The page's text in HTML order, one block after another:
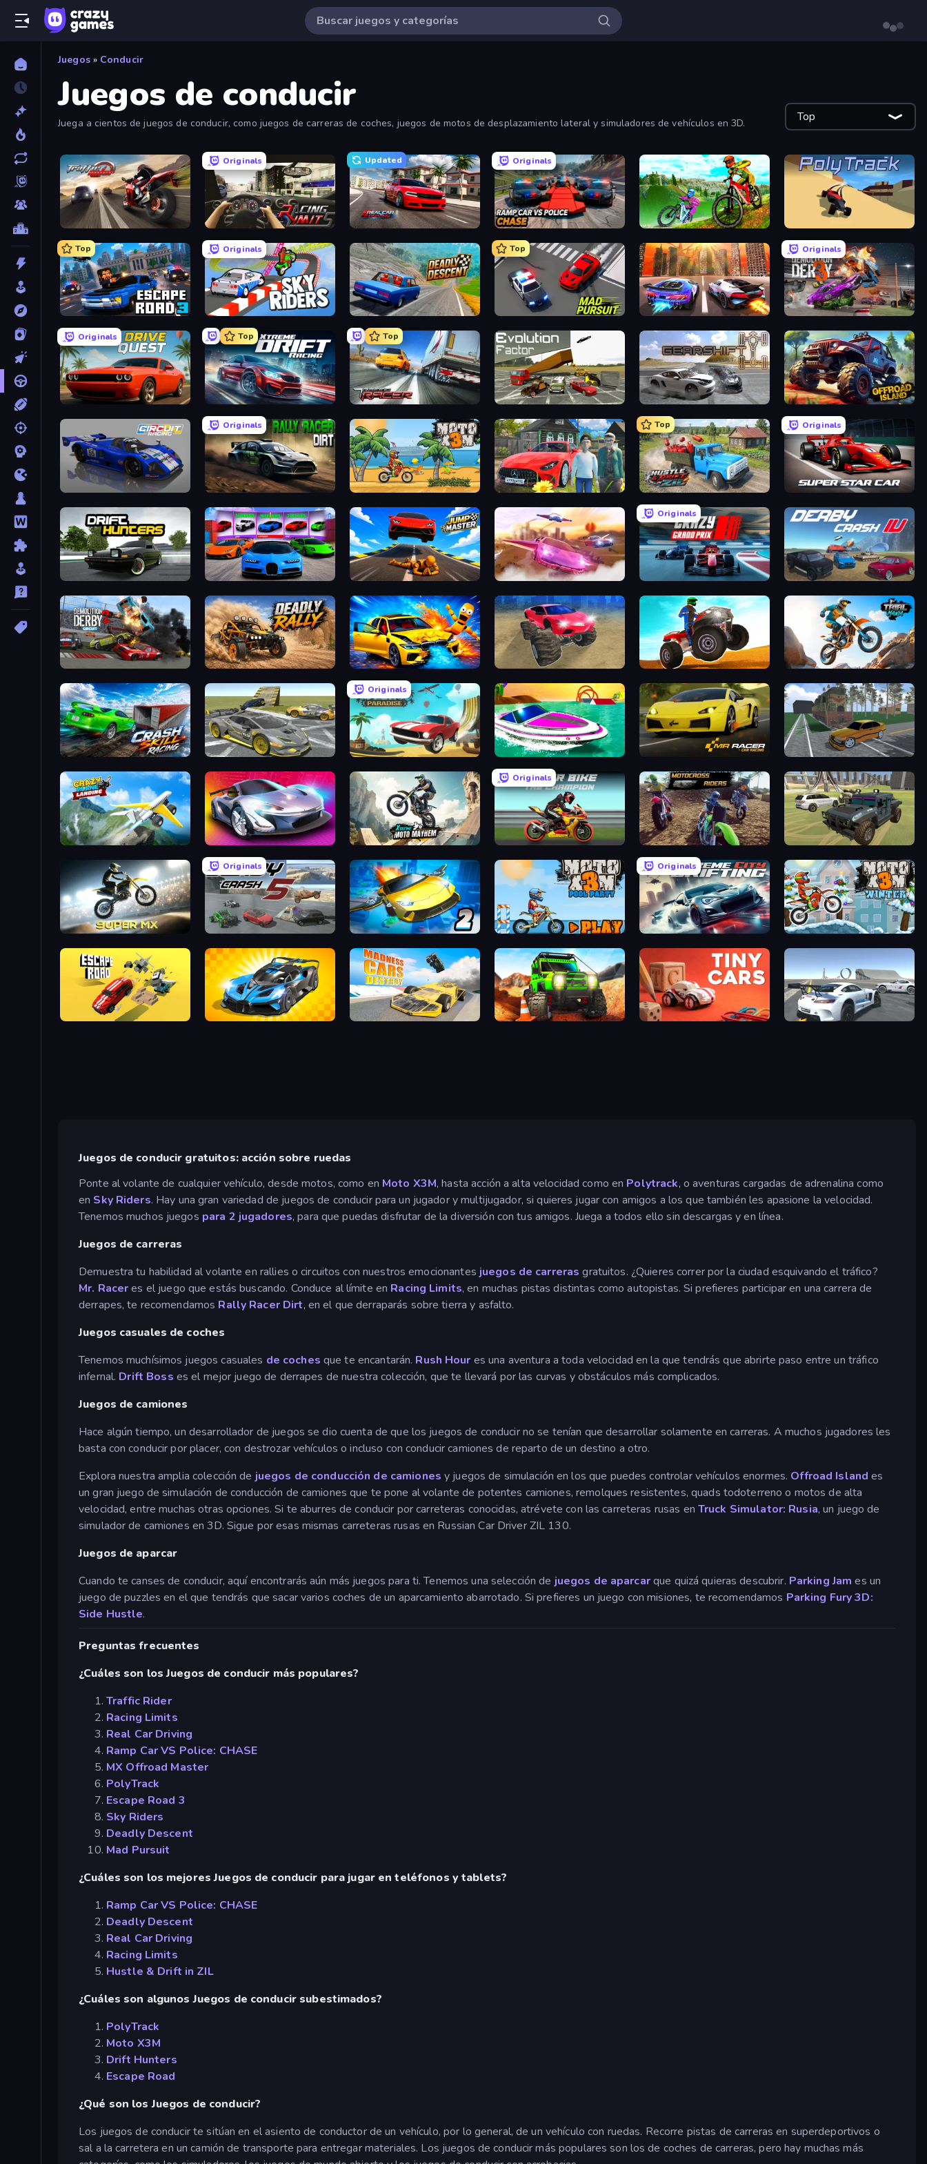
Juegos » Conducir
Juegos de conducir
Juega a cientos de juegos de conducir, como juegos de carreras de coches, juegos de motos de desplazamiento lateral y simuladores de vehículos en 3D. Top
Traffic Rider
Originals
Racing Limits
Updated
Real Car Driving
Originals
Ramp Car VS Police: CHASE MX Offroad Master
Top
Escape Road 3
Originals
Sky Riders Deadly Descent
Top
Mad Pursuit Night City Racing
Originals
Demolition Derby 3
Originals
Drive Quest
Top
Xtreme DRIFT Racing
Top
Traffic Racer Evolution Factor Gearshift One Offroad Island
Circuit Racing
Originals
Rally Racer Dirt Moto X3M Speedboy: History with Grandfather
Top
Hustle & Drift in ZIL
Originals
Super Star Car
Drift Hunters Case Simulator: Cars Jump Master: Car Racing Ultimate Flying Car
Originals
Crazy Grand Prix Derby Crash 4
Deadly Rally BMG: Ragdoll Playground ATV Ultimate Offroad Trial Mania
Crash Skill Racing Wrong Way
Originals
Stunt Paradise Jet Boat Racing Mr. Racer - Car Racing Obby: Car Crash Sandbox
Crazy Plane Landing Grand Cyber City Xtreme Moto Mayhem
Originals
Super Bike The Champion MotoCross Riders 4x4 Offroader
Super MX - Last Season
Originals
Derby Crash 5 Ultimate Flying Car 2 Moto X3M 5: Pool Party
Originals
Xtreme City Drifting Moto X3M 4 Winter
Escape Road GT Cars Mega Ramps Madness Cars Destroy Offroad Life 3D Tiny Cars Crazy Stunt Cars Multiplayer
Juegos de conducir gratuitos: acción sobre ruedas
Ponte al volante de cualquier vehículo, desde motos, como en Moto X3M, hasta acción a alta velocidad como en Polytrack, o aventuras cargadas de adrenalina como
en Sky Riders. Hay una gran variedad de juegos de conducir para un jugador y multijugador, si quieres jugar con amigos a los que también les apasione la velocidad.
Tenemos muchos juegos para 2 jugadores, para que puedas disfrutar de la diversión con tus amigos. Juega a todos ello sin descargas y en línea.
Juegos de carreras
Demuestra tu habilidad al volante en rallies o circuitos con nuestros emocionantes juegos de carreras gratuitos. ¿Quieres correr por la ciudad esquivando el tráfico?
Mr. Raceres el juego que estás buscando. Conduce al límite en Racing Limits, en muchas pistas distintas como autopistas. Si prefieres participar en una carrera de
derrapes, te recomendamos Rally Racer Dirt, en el que derraparás sobre tierra y asfalto.
Juegos casuales de coches
Tenemos muchísimos juegos casuales de coches que te encantarán. Rush Hour es una aventura a toda velocidad en la que tendrás que abrirte paso entre un tráfico
infernal. Drift Boss es el mejor juego de derrapes de nuestra colección, que te llevará por las curvas y obstáculos más complicados.
Juegos de camiones
Hace algún tiempo, un desarrollador de juegos se dio cuenta de que los juegos de conducir no se tenían que desarrollar solamente en carreras. A muchos jugadores les
basta con conducir por placer, con destrozar vehículos o incluso con conducir camiones de reparto de un destino a otro.
Explora nuestra amplia colección de juegos de conducción de camiones y juegos de simulación en los que puedes controlar vehículos enormes. Offroad Island es
un gran juego de simulación de conducción de camiones que te pone al volante de potentes camiones, remolques resistentes, quads todoterreno o motos de alta
velocidad, entre muchas otras opciones. Si te aburres de conducir por carreteras conocidas, atrévete con las carreteras rusas en Truck Simulator: Rusia, un juego de
simulador de camiones en 3D. Sigue por esas mismas carreteras rusas en Russian Car Driver ZIL 130.
Juegos de aparcar
Cuando te canses de conducir, aquí encontrarás aún más juegos para ti. Tenemos una selección de juegos de aparcarque quizá quieras descubrir. Parking Jam es un
juego de puzzles en el que tendrás que sacar varios coches de un aparcamiento abarrotado. Si prefieres un juego con misiones, te recomendamos Parking Fury 3D:
Side Hustle.
Preguntas frecuentes
¿Cuáles son los Juegos de conducir más populares?
Traffic Rider
Racing Limits
Real Car Driving
Ramp Car VS Police: CHASE
MX Offroad Master
PolyTrack
Escape Road 3
Sky Riders
Deadly Descent
Mad Pursuit
¿Cuáles son los mejores Juegos de conducir para jugar en teléfonos y tablets?
Ramp Car VS Police: CHASE
Deadly Descent
Real Car Driving
Racing Limits
Hustle & Drift in ZIL
¿Cuáles son algunos Juegos de conducir subestimados?
PolyTrack
Moto X3M
Drift Hunters
Escape Road
¿Qué son los Juegos de conducir?
Los juegos de conducir te sitúan en el asiento de conductor de un vehículo, por lo general, de un vehículo con ruedas. Recorre pistas de carreras en superdeportivos o
sal a la carretera en un camión de transporte para entregar materiales. Los juegos de conducir más populares son los de coches de carreras, pero hay muchas más